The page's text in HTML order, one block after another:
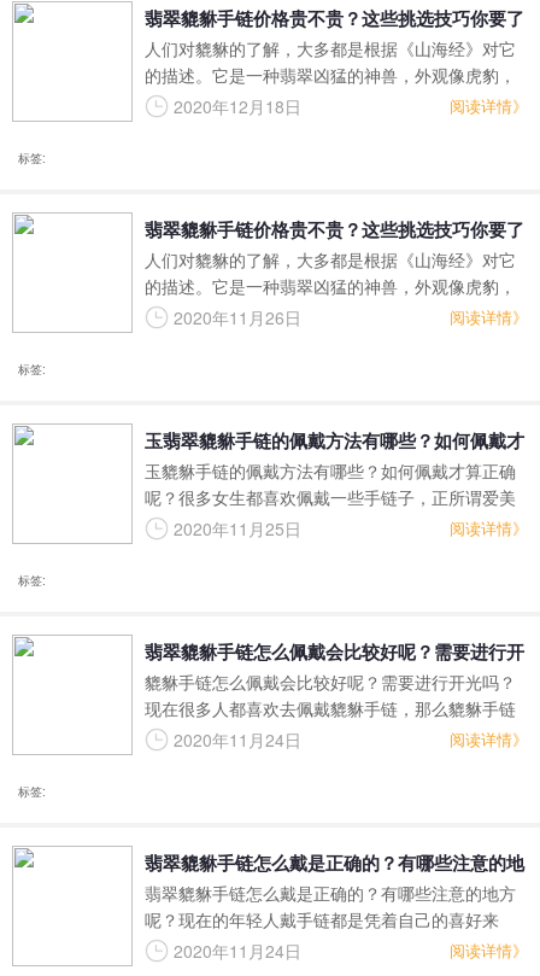
翡翠貔貅手链价格贵不贵？这些挑选技巧你要了
解！
人们对貔貅的了解，大多都是根据《山海经》对它
的描述。它是一种翡翠凶猛的神兽，外观像虎豹，
可以吞食世界上的任何东西，但没有肛门不需要排
2020年12月18日 阅读详情》
标签:
翡翠貔貅手链价格贵不贵？这些挑选技巧你要了
解！
人们对貔貅的了解，大多都是根据《山海经》对它
的描述。它是一种翡翠凶猛的神兽，外观像虎豹，
可以吞食世界上的任何东西，但没有肛门不需要排
2020年11月26日 阅读详情》
标签:
玉翡翠貔貅手链的佩戴方法有哪些？如何佩戴才
算正确呢
玉貔貅手链的佩戴方法有哪些？如何佩戴才算正确
呢？很多女生都喜欢佩戴一些手链子，正所谓爱美
之心人皆有之嘛，特别是现在的女孩子特别喜欢打
2020年11月25日 阅读详情》
标签:
翡翠貔貅手链怎么佩戴会比较好呢？需要进行开
光吗？
貔貅手链怎么佩戴会比较好呢？需要进行开光吗？
现在很多人都喜欢去佩戴貔貅手链，那么貔貅手链
到底有什么好处呢？貔貅手链其实最主要的用途就
2020年11月24日 阅读详情》
标签:
翡翠貔貅手链怎么戴是正确的？有哪些注意的地
方呢？
翡翠貔貅手链怎么戴是正确的？有哪些注意的地方
呢？现在的年轻人戴手链都是凭着自己的喜好来
的，但是像翡翠貔貅手链这种特殊点的饰品就需要
2020年11月24日 阅读详情》